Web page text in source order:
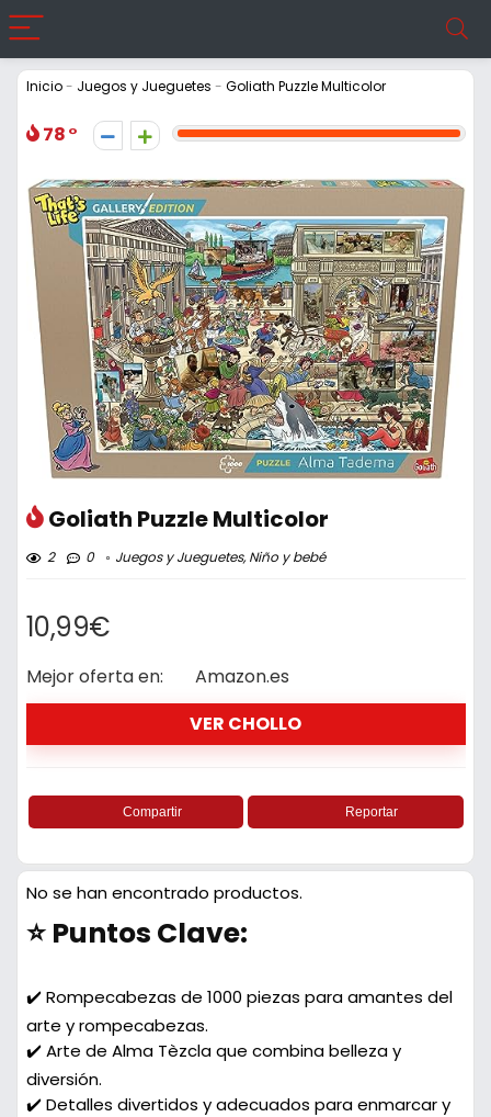
Inicio- Juegos y Jueguetes - Goliath Puzzle Multicolor
78
Goliath Puzzle Multicolor
2 0 Juegos y Jueguetes,Niño y bebé
10,99€
Mejor oferta en:
Amazon.es
VER CHOLLO
Compartir Reportar
No se han encontrado productos.
⭐ Puntos Clave:
✔️ Rompecabezas de 1000 piezas para amantes del
arte y rompecabezas.
✔️ Arte de Alma Tèzcla que combina belleza y
diversión.
✔️ Detalles divertidos y adecuados para enmarcar y